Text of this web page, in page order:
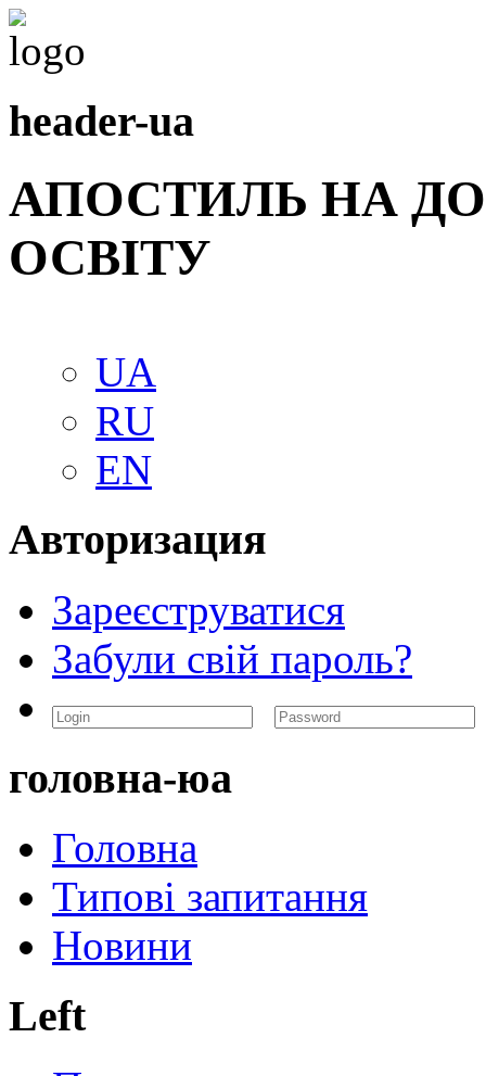
header-ua
АПОСТИЛЬ НА
ОСВIТУ
UA
RU
EN
Авторизация
Зареєструватися
Забули свій пароль?
головна-юа
Головна
Типові запитання
Новини
Left